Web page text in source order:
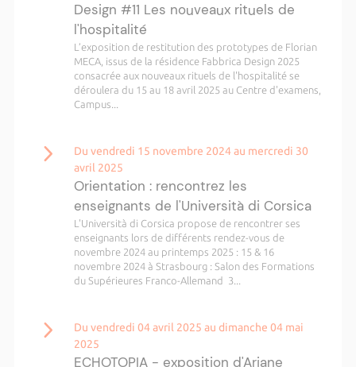
Design #11 Les nouveaux rituels de
l'hospitalité
L’exposition de restitution des prototypes de Florian
MECA, issus de la résidence Fabbrica Design 2025
consacrée aux nouveaux rituels de l'hospitalité se
déroulera du 15 au 18 avril 2025 au Centre d'examens,
Campus...
Du vendredi 15 novembre 2024 au mercredi 30
avril 2025
Orientation : rencontrez les
enseignants de l'Università di Corsica
L'Università di Corsica propose de rencontrer ses
enseignants lors de différents rendez-vous de
novembre 2024 au printemps 2025 : 15 & 16
novembre 2024 à Strasbourg : Salon des Formations
du Supérieures Franco-Allemand 3...
Du vendredi 04 avril 2025 au dimanche 04 mai
2025
ECHOTOPIA - exposition d'Ariane